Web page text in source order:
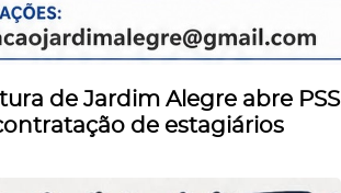
de Jardim Alegre abre PSS
de estagiários